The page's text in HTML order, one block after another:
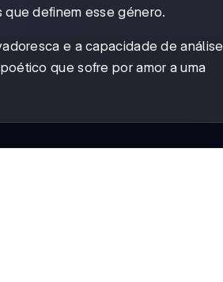
que definem esse género.
e a capacidade de análise
que sofre por amor a uma